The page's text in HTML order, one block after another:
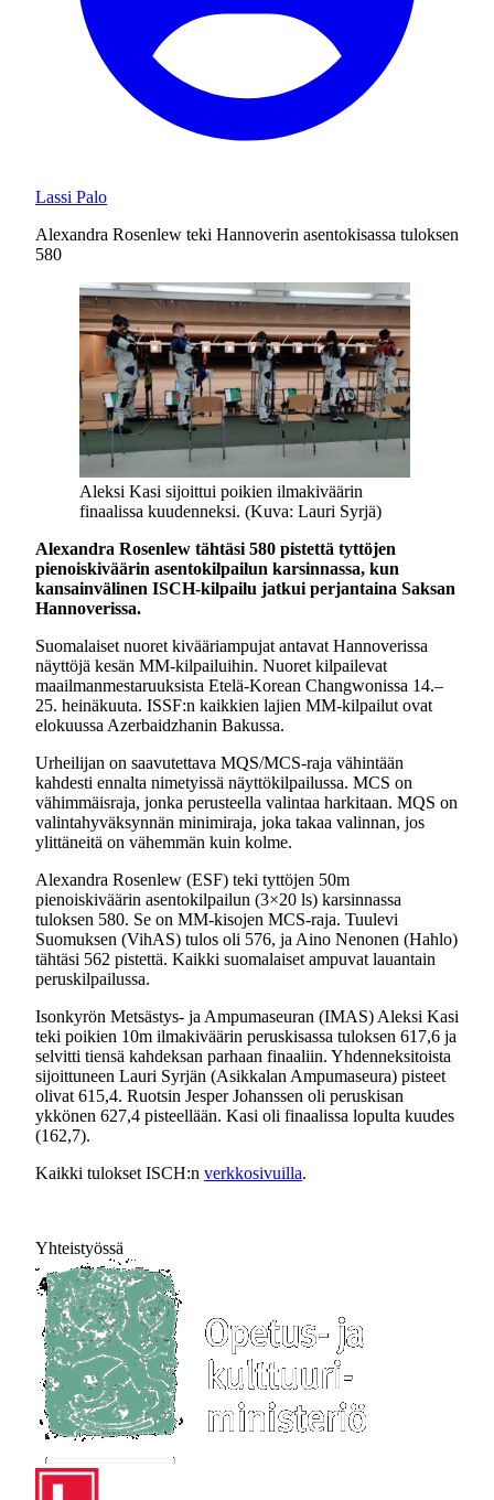
Lassi Palo
Alexandra Rosenlew teki Hannoverin asentokisassa tuloksen
580
Aleksi Kasi sijoittui poikien ilmakiväärin
finaalissa kuudenneksi. (Kuva: Lauri Syrjä)
Alexandra Rosenlew tähtäsi 580 pistettä tyttöjen
pienoiskiväärin asentokilpailun karsinnassa, kun
kansainvälinen ISCH-kilpailu jatkui perjantaina Saksan
Hannoverissa.
Suomalaiset nuoret kivääriampujat antavat Hannoverissa
näyttöjä kesän MM-kilpailuihin. Nuoret kilpailevat
maailmanmestaruuksista Etelä-Korean Changwonissa 14.–
25. heinäkuuta. ISSF:n kaikkien lajien MM-kilpailut ovat
elokuussa Azerbaidzhanin Bakussa.
Urheilijan on saavutettava MQS/MCS-raja vähintään
kahdesti ennalta nimetyissä näyttökilpailussa. MCS on
vähimmäisraja, jonka perusteella valintaa harkitaan. MQS on
valintahyväksynnän minimiraja, joka takaa valinnan, jos
ylittäneitä on vähemmän kuin kolme.
Alexandra Rosenlew (ESF) teki tyttöjen 50m
pienoiskiväärin asentokilpailun (3×20 ls) karsinnassa
tuloksen 580. Se on MM-kisojen MCS-raja. Tuulevi
Suomuksen (VihAS) tulos oli 576, ja Aino Nenonen (Hahlo)
tähtäsi 562 pistettä. Kaikki suomalaiset ampuvat lauantain
peruskilpailussa.
Isonkyrön Metsästys- ja Ampumaseuran (IMAS) Aleksi Kasi
teki poikien 10m ilmakiväärin peruskisassa tuloksen 617,6 ja
selvitti tiensä kahdeksan parhaan finaaliin. Yhdenneksitoista
sijoittuneen Lauri Syrjän (Asikkalan Ampumaseura) pisteet
olivat 615,4. Ruotsin Jesper Johanssen oli peruskisan
ykkönen 627,4 pisteellään. Kasi oli finaalissa lopulta kuudes
(162,7).
Kaikki tulokset ISCH:n verkkosivuilla.
Yhteistyössä